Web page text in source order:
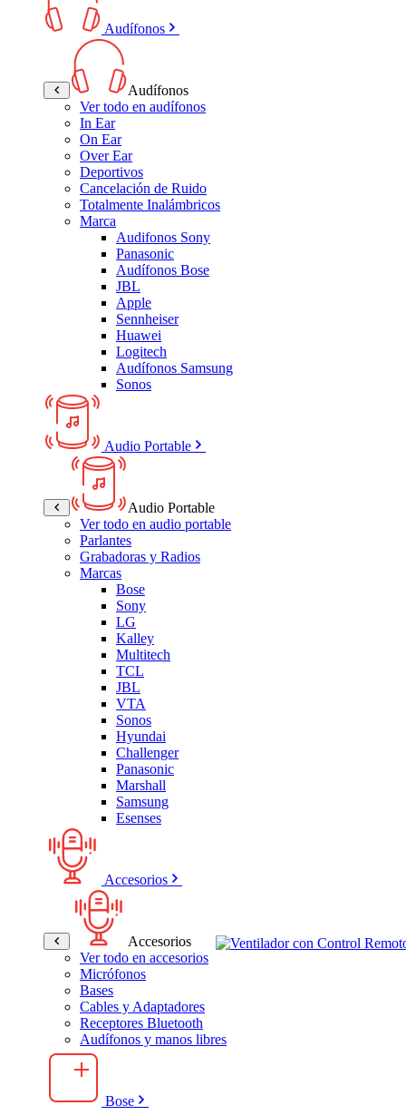
Audífonos
Audífonos
Ver todo en audífonos
In Ear
On Ear
Over Ear
Deportivos
Cancelación de Ruido
Totalmente Inalámbricos
Marca
Audifonos Sony
Panasonic
Audífonos Bose
JBL
Apple
Sennheiser
Huawei
Logitech
Audífonos Samsung
Sonos
Audio Portable
Audio Portable
Ver todo en audio portable
Parlantes
Grabadoras y Radios
Marcas
Bose
Sony
LG
Kalley
Multitech
TCL
JBL
VTA
Sonos
Hyundai
Challenger
Panasonic
Marshall
Samsung
Esenses
Accesorios
Accesorios
Ver todo en accesorios
Micrófonos
Bases
Cables y Adaptadores
Receptores Bluetooth
Audífonos y manos libres
Bose